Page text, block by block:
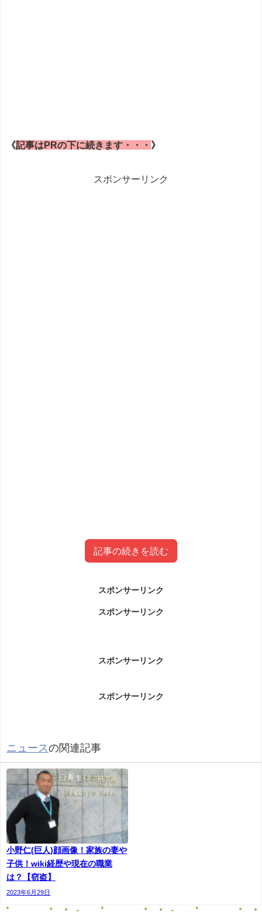
《記事はPRの下に続きます・・・ 》
スポンサーリンク
記事の続きを読む
森氏が「女性と言うには年」発言！についてです。
森喜朗元首相は２６日夜、東京都内で開かれた河村
んの部屋に大変なおばちゃんがいる。女性と言うに
は、あまりにもお年だ」と述べた。女性蔑視発言で
東京五輪・パラリンピック組織委員会会長を２月に
辞めたばかりで、批判が集まりそうだ。
森氏は女性秘書に関し、河村氏よりも古くから議
員会館で働いていると紹介。「私が河村さんの所を
通ると、その女性が外を見ていて『森さん、ちょっ
といらっしゃい』と呼ばれて、ああだこうだといろ
いろご注意を頂いた」とも言及した。
森氏は２月、日本オリンピック委員会（ＪＯＣ）
臨時評議員会で「女性がたくさん入っている理事会
スポンサーリンク
スポンサーリンク
スポンサーリンク
スポンサーリンク
ニュースの関連記事
小野仁(巨人)顔画像！家族の妻や
子供！wiki経歴や現在の職業
は？【窃盗】
2023年6月29日